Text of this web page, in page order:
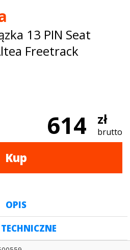
13 PIN Seat
Freetrack
614 zł
brutto
Kup
OPIS